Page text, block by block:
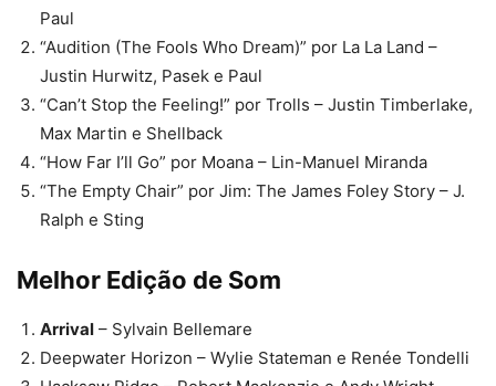
Paul
“Audition (The Fools Who Dream)” por La La Land –
Justin Hurwitz, Pasek e Paul
“Can’t Stop the Feeling!” por Trolls – Justin Timberlake,
Max Martin e Shellback
“How Far I’ll Go” por Moana – Lin-Manuel Miranda
“The Empty Chair” por Jim: The James Foley Story – J.
Ralph e Sting
Melhor Edição de Som
Arrival – Sylvain Bellemare
Deepwater Horizon – Wylie Stateman e Renée Tondelli